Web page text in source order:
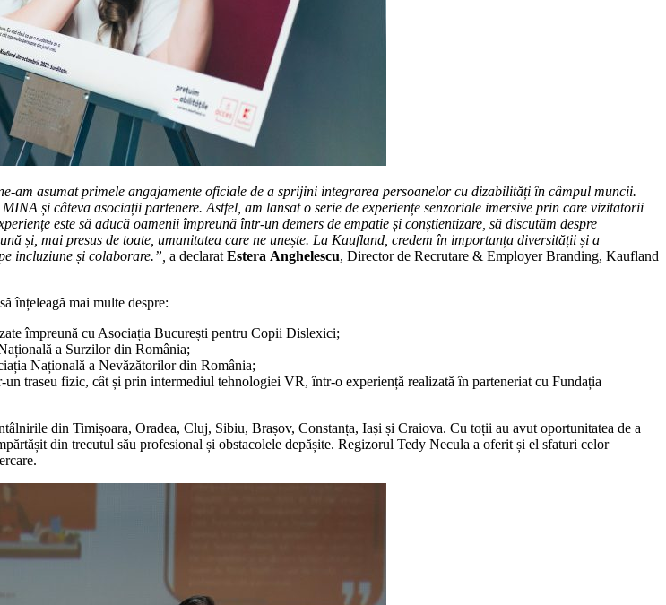
am asumat primele angajamente oficiale de a sprijini integrarea persoanelor cu dizabilități în câmpul muncii.
și câteva asociații partenere. Astfel, am lansat o serie de experiențe senzoriale imersive prin care vizitatorii
este să aducă oamenii împreună într-un demers de empatie și conștientizare, să discutăm despre
și, mai presus de toate, umanitatea care ne unește. La Kaufland, credem în importanța diversității și a
incluziune și colaborare.” a declarat Estera Anghelescu, Director de Recrutare & Employer Branding, Kaufland
înțeleagă mai multe despre:
împreună cu Asociația București pentru Copii Dislexici;
a Surzilor din România;
Națională a Nevăzătorilor din România;
un traseu fizic, cât și prin intermediul tehnologiei VR, într-o experiență realizată în parteneriat cu Fundația
din Timișoara, Oradea, Cluj, Sibiu, Brașov, Constanța, Iași și Craiova. Cu toții au avut oportunitatea de a
din trecutul său profesional și obstacolele depășite. Regizorul Tedy Necula a oferit și el sfaturi celor